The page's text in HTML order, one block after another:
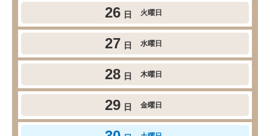
26 日 火曜日
27 日 水曜日
28 日 木曜日
29 日 金曜日